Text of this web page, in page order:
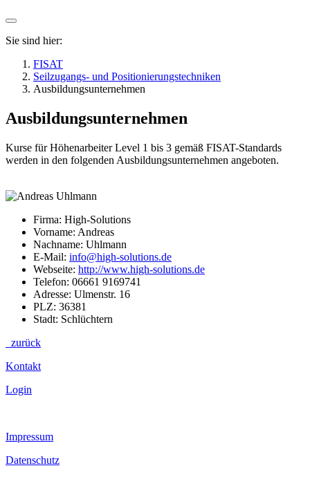
Sie sind hier:
FISAT
Seilzugangs- und Positionierungstechniken
Ausbildungsunternehmen
Ausbildungsunternehmen
Kurse für Höhenarbeiter Level 1 bis 3 gemäß FISAT-Standards
werden in den folgenden Ausbildungsunternehmen angeboten.
Firma: High-Solutions
Vorname: Andreas
Nachname: Uhlmann
E-Mail: info@high-solutions.de
Webseite: http://www.high-solutions.de
Telefon: 06661 9169741
Adresse: Ulmenstr. 16
PLZ: 36381
Stadt: Schlüchtern
zurück
Kontakt
Login
Impressum
Datenschutz